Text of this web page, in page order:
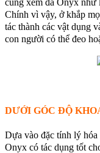
cũng xem đá Onyx như
Chính vì vậy, ở khắp
tác thành các vật dụng
con người có thể đeo
DƯỚI GÓC ĐỘ
Dựa vào đặc tính lý hóa
Onyx có tác dụng tốt